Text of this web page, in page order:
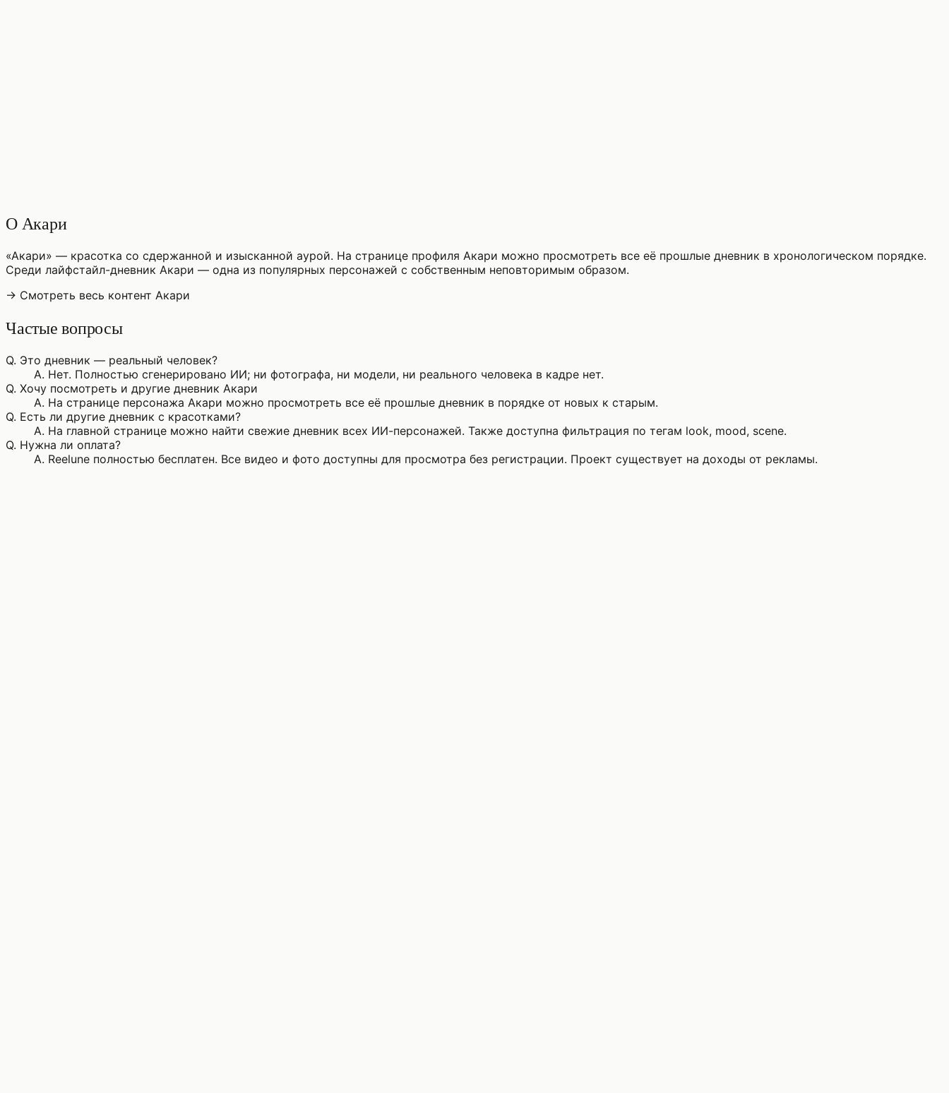
О Акари
«Акари» — красотка со сдержанной и изысканной аурой. На странице профиля Акари можно просмотреть все её прошлые дневник в хронологическом порядке.
Среди лайфстайл-дневник Акари — одна из популярных персонажей с собственным неповторимым образом.
→ Смотреть весь контент Акари
Частые вопросы
Q. Это дневник — реальный человек?
A. Нет. Полностью сгенерировано ИИ; ни фотографа, ни модели, ни реального человека в кадре нет.
Q. Хочу посмотреть и другие дневник Акари
A. На странице персонажа Акари можно просмотреть все её прошлые дневник в порядке от новых к старым.
Q. Есть ли другие дневник с красотками?
A. На главной странице можно найти свежие дневник всех ИИ-персонажей. Также доступна фильтрация по тегам look, mood, scene.
Q. Нужна ли оплата?
A. Reelune полностью бесплатен. Все видео и фото доступны для просмотра без регистрации. Проект существует на доходы от рекламы.